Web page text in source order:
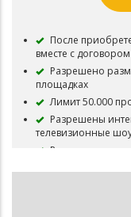
После
вместе с договором
Разрешено
площадках
Лимит 50.000
Разрешены
телевизионные
Разрешена